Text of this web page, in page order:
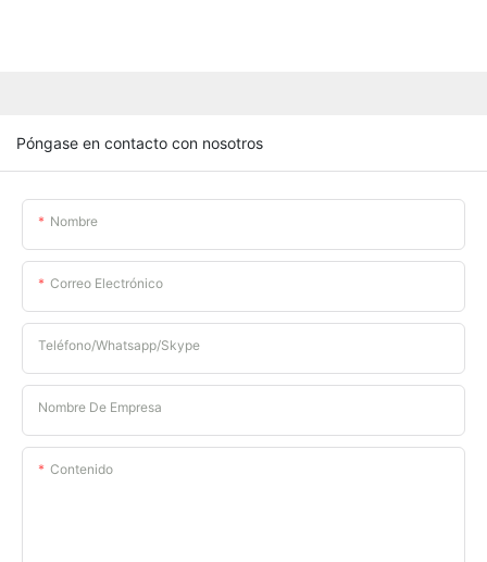
Póngase en contacto con nosotros
Nombre
Correo Electrónico
Teléfono/whatsapp/skype
Nombre De Empresa
Contenido